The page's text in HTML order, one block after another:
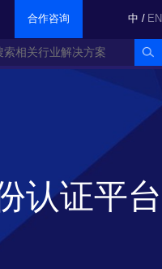
合作咨询 中 / EN
认证平台